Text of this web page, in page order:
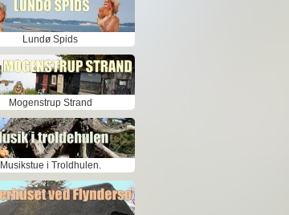
Lundø Spids
Mogenstrup Strand
Musikstue i Troldhulen.